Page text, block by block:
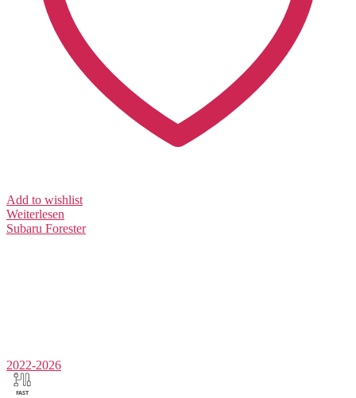
Add to wishlist
Weiterlesen
Subaru Forester
2022-2026